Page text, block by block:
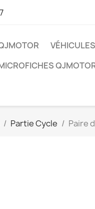
Partie Cycle Paire